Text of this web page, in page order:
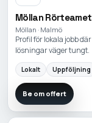
Möllan Rörteamet
Möllan · Malmö
Profil för lokala jobb
lösningar väger tungt.
Lokalt Uppföljning
Be om offert